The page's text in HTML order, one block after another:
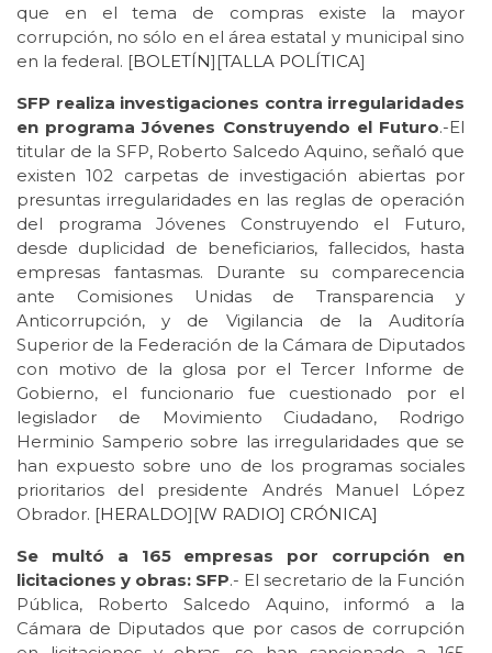
que en el tema de compras existe la mayor
corrupción, no sólo en el área estatal y municipal sino
en la federal. [BOLETÍN][TALLA POLÍTICA]
SFP realiza investigaciones contra irregularidades
en programa Jóvenes Construyendo el Futuro.-El
titular de la SFP, Roberto Salcedo Aquino, señaló que
existen 102 carpetas de investigación abiertas por
presuntas irregularidades en las reglas de operación
del programa Jóvenes Construyendo el Futuro,
desde duplicidad de beneficiarios, fallecidos, hasta
empresas fantasmas. Durante su comparecencia
ante Comisiones Unidas de Transparencia y
Anticorrupción, y de Vigilancia de la Auditoría
Superior de la Federación de la Cámara de Diputados
con motivo de la glosa por el Tercer Informe de
Gobierno, el funcionario fue cuestionado por el
legislador de Movimiento Ciudadano, Rodrigo
Herminio Samperio sobre las irregularidades que se
han expuesto sobre uno de los programas sociales
prioritarios del presidente Andrés Manuel López
Obrador. [HERALDO][W RADIO] CRÓNICA]
Se multó a 165 empresas por corrupción en
licitaciones y obras: SFP.- El secretario de la Función
Pública, Roberto Salcedo Aquino, informó a la
Cámara de Diputados que por casos de corrupción